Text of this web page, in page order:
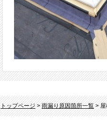
トップページ>雨漏り原因箇所一覧> 屋